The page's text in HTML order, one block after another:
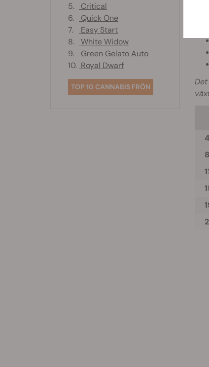
5.
Critical
6.
Quick One
7.
Easy Start
8.
White Widow
9.
Green Gelato Auto
10. Royal Dwarf
TOP 10 CANNABIS FRÖN